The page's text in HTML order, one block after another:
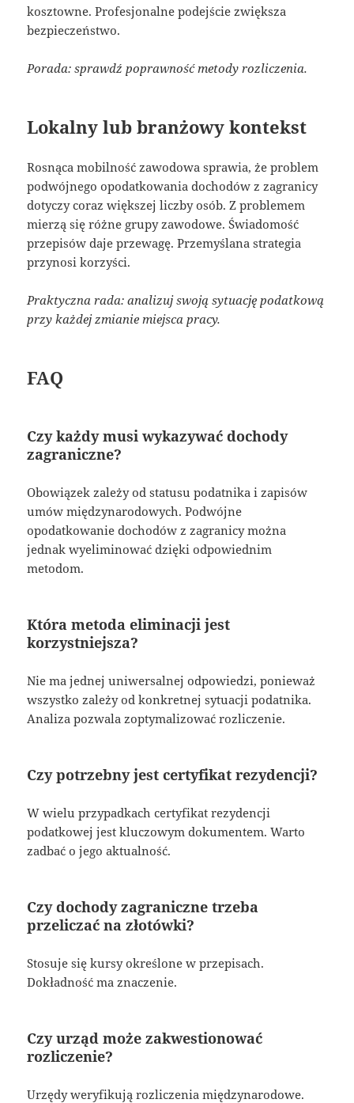
kosztowne. Profesjonalne podejście zwiększa
bezpieczeństwo.
Porada: sprawdź poprawność metody rozliczenia.
Lokalny lub branżowy kontekst
Rosnąca mobilność zawodowa sprawia, że problem
podwójnego opodatkowania dochodów z zagranicy
dotyczy coraz większej liczby osób. Z problemem
mierzą się różne grupy zawodowe. Świadomość
przepisów daje przewagę. Przemyślana strategia
przynosi korzyści.
Praktyczna rada: analizuj swoją sytuację podatkową
przy każdej zmianie miejsca pracy.
FAQ
Czy każdy musi wykazywać dochody
zagraniczne?
Obowiązek zależy od statusu podatnika i zapisów
umów międzynarodowych. Podwójne
opodatkowanie dochodów z zagranicy można
jednak wyeliminować dzięki odpowiednim
metodom.
Która metoda eliminacji jest
korzystniejsza?
Nie ma jednej uniwersalnej odpowiedzi, ponieważ
wszystko zależy od konkretnej sytuacji podatnika.
Analiza pozwala zoptymalizować rozliczenie.
Czy potrzebny jest certyfikat rezydencji?
W wielu przypadkach certyfikat rezydencji
podatkowej jest kluczowym dokumentem. Warto
zadbać o jego aktualność.
Czy dochody zagraniczne trzeba
przeliczać na złotówki?
Stosuje się kursy określone w przepisach.
Dokładność ma znaczenie.
Czy urząd może zakwestionować
rozliczenie?
Urzędy weryfikują rozliczenia międzynarodowe.